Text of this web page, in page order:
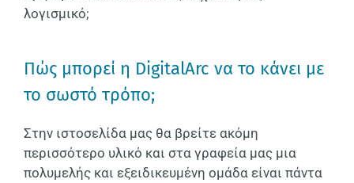
λογισμικό;
Πώς μπορεί η DigitalArc να το κάνει με
το σωστό τρόπο;
Στην ιστοσελίδα μας θα βρείτε ακόμη
περισσότερο υλικό και στα γραφεία μας μια
πολυμελής και εξειδικευμένη ομάδα είναι πάντα